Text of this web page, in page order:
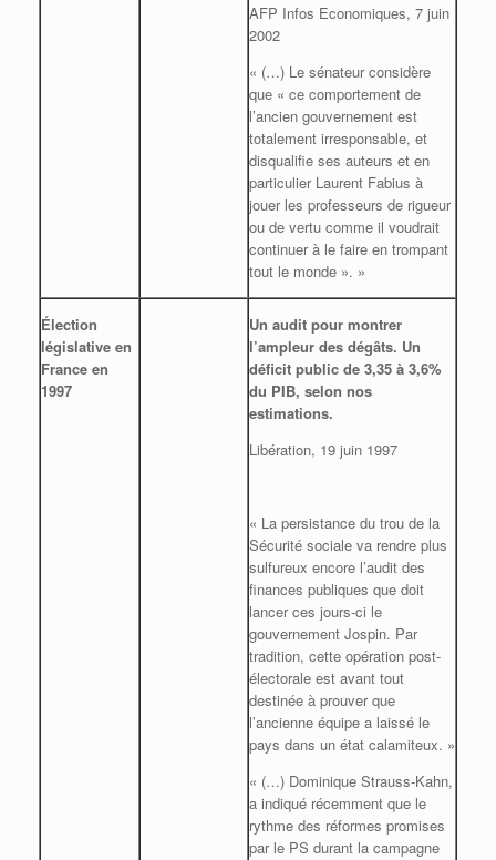
AFP Infos Economiques, 7 juin
2002
« (…) Le sénateur considère
que « ce comportement de
l’ancien gouvernement est
totalement irresponsable, et
disqualifie ses auteurs et en
particulier Laurent Fabius à
jouer les professeurs de rigueur
ou de vertu comme il voudrait
continuer à le faire en trompant
tout le monde ». »
Élection
législative en
France en
1997
Un audit pour montrer
l’ampleur des dégâts. Un
déficit public de 3,35 à 3,6%
du PIB, selon nos
estimations.
Libération, 19 juin 1997
« La persistance du trou de la
Sécurité sociale va rendre plus
sulfureux encore l’audit des
finances publiques que doit
lancer ces jours-ci le
gouvernement Jospin. Par
tradition, cette opération post-
électorale est avant tout
destinée à prouver que
l’ancienne équipe a laissé le
pays dans un état calamiteux. »
« (…) Dominique Strauss-Kahn,
a indiqué récemment que le
rythme des réformes promises
par le PS durant la campagne